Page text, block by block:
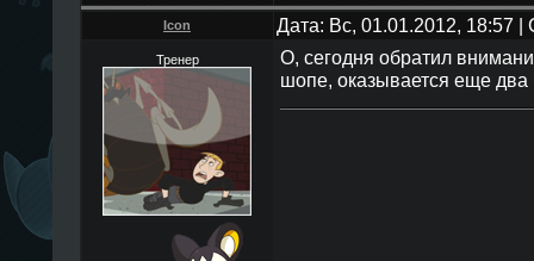
Icon Дата: Вс, 01.01.2012, 18:57
Тренер
О, сегодня обратил
шопе, оказывается еще два